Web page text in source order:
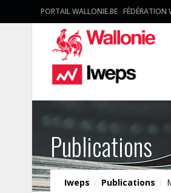
PORTAIL WALLONIE.BE FÉDÉRATION
Publications
Iweps / Publications /